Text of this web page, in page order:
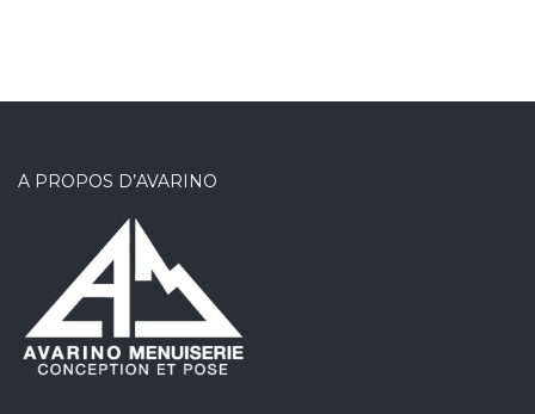
A PROPOS D’AVARINO